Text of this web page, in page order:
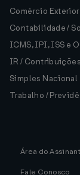
Comércio Exterior
Contabilidade /
ICMS, IPI, ISS e
IR / Contribuições
Simples Nacional
Trabalho /
Área do
Fale Conosco